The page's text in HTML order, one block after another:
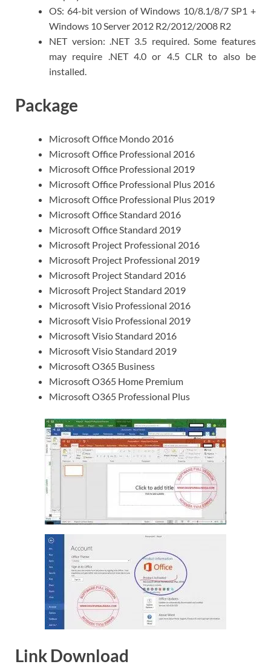
OS: 64-bit version of Windows 10/8.1/8/7 SP1 +
Windows 10 Server 2012 R2/2012/2008 R2
NET version: .NET 3.5 required. Some features
may require .NET 4.0 or 4.5 CLR to also be
installed.
Package
Microsoft Office Mondo 2016​
Microsoft Office Professional 2016​
Microsoft Office Professional 2019​
Microsoft Office Professional Plus 2016​
Microsoft Office Professional Plus 2019​
Microsoft Office Standard 2016​
Microsoft Office Standard 2019​
Microsoft Project Professional 2016​
Microsoft Project Professional 2019​
Microsoft Project Standard 2016​
Microsoft Project Standard 2019​
Microsoft Visio Professional 2016​
Microsoft Visio Professional 2019​
Microsoft Visio Standard 2016​
Microsoft Visio Standard 2019​
Microsoft O365 Business​
Microsoft O365 Home Premium​
Microsoft O365 Professional Plus​
Link Download